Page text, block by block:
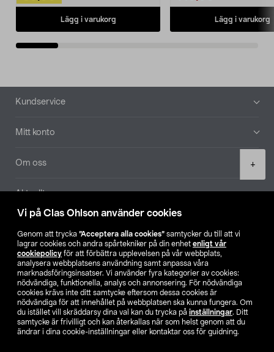
Vi på Clas Ohlson använder cookies
Genom att trycka ”Acceptera alla cookies” samtycker du till att vi
lagrar cookies och andra spårtekniker på din enhet enligt vår
cookiepolicy för att förbättra upplevelsen på vår webbplats,
analysera webbplatsens användning samt anpassa våra
marknadsföringsinsatser. Vi använder fyra kategorier av cookies:
nödvändiga, funktionella, analys och annonsering. För nödvändiga
cookies krävs inte ditt samtycke eftersom dessa cookies är
nödvändiga för att innehållet på webbplatsen ska kunna fungera. Om
du istället vill skräddarsy dina val kan du trycka på inställningar. Ditt
samtycke är frivilligt och kan återkallas när som helst genom att du
ändrar i dina cookie-inställningar eller kontaktar oss för guidning.
+
Lägg i varukorg Lägg i varukorg
Sidfot
Kundservice
Mitt konto
Om oss
Aktuellt
Hitta butik
SE NO FI